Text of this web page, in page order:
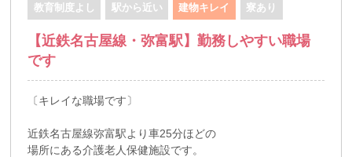
教育制度よし 駅から近い 建物キレイ 寮あり
【近鉄名古屋線・弥富駅】勤務しやすい職場
です
〔キレイな職場です〕
近鉄名古屋線弥富駅より車25分ほどの
場所にある介護老人保健施設です。